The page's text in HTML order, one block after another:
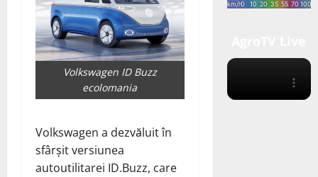
Volkswagen ID Buzz
ecolomania
Volkswagen a dezvăluit în
sfârșit versiunea
autoutilitarei ID.Buzz, care